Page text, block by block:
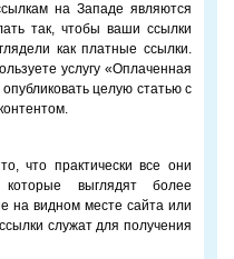
на Западе являются
так, чтобы ваши ссылки
как платные ссылки.
услугу «Оплаченная
целую статью с
что практически все они
выглядят более
на видном месте сайта или
служат для получения